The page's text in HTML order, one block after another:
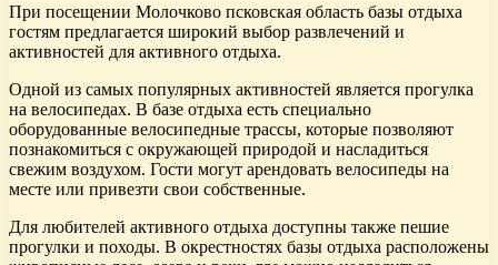
При посещении Молочково псковская область базы отдыха
гостям предлагается широкий выбор развлечений и
активностей для активного отдыха.
Одной из самых популярных активностей является прогулка
на велосипедах. В базе отдыха есть специально
оборудованные велосипедные трассы, которые позволяют
познакомиться с окружающей природой и насладиться
свежим воздухом. Гости могут арендовать велосипеды на
месте или привезти свои собственные.
Для любителей активного отдыха доступны также пешие
прогулки и походы. В окрестностях базы отдыха расположены